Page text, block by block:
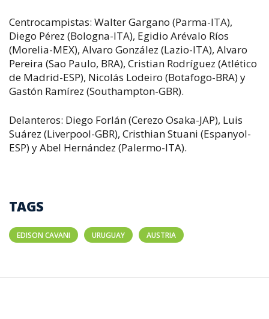
Centrocampistas: Walter Gargano (Parma-ITA),
Diego Pérez (Bologna-ITA), Egidio Arévalo Ríos
(Morelia-MEX), Alvaro González (Lazio-ITA), Alvaro
Pereira (Sao Paulo, BRA), Cristian Rodríguez (Atlético
de Madrid-ESP), Nicolás Lodeiro (Botafogo-BRA) y
Gastón Ramírez (Southampton-GBR).
Delanteros: Diego Forlán (Cerezo Osaka-JAP), Luis
Suárez (Liverpool-GBR), Cristhian Stuani (Espanyol-
ESP) y Abel Hernández (Palermo-ITA).
TAGS
EDISON CAVANI URUGUAY AUSTRIA